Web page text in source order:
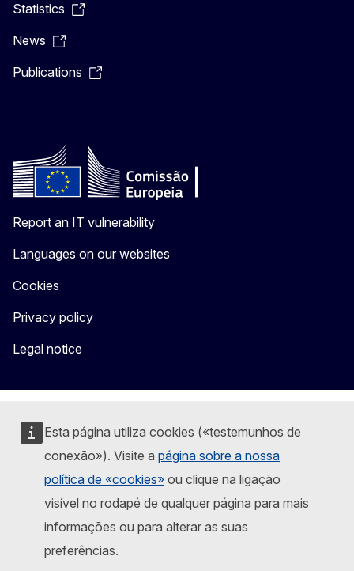
Esta página utiliza cookies («testemunhos de
conexão»). Visite a página sobre a nossa
política de «cookies» ou clique na ligação
visível no rodapé de qualquer página para mais
informações ou para alterar as suas
preferências.
Statistics
News
Publications
Report an IT vulnerability
Languages on our websites
Cookies
Privacy policy
Legal notice